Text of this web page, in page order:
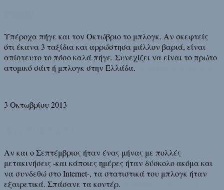
Υπέροχα πήγε και τον Οκτώβριο το μπλογκ. Αν σκεφτείς
ότι έκανα 3 ταξίδια και αρρώστησα μάλλον βαριά, είναι
απίστευτο το πόσο καλά πήγε. Συνεχίζει να είναι το πρώτο
ατομικό σάιτ ή μπλογκ στην Ελλάδα.
3 Οκτωβρίου 2013
Αν και ο Σεπτέμβριος ήταν ένας μήνας με πολλές
μετακινήσεις -και κάποιες ημέρες ήταν δύσκολο ακόμα και
να συνδεθώ στο Internet-, τα στατιστικά του μπλογκ ήταν
εξαιρετικά. Σπάσανε τα κοντέρ.